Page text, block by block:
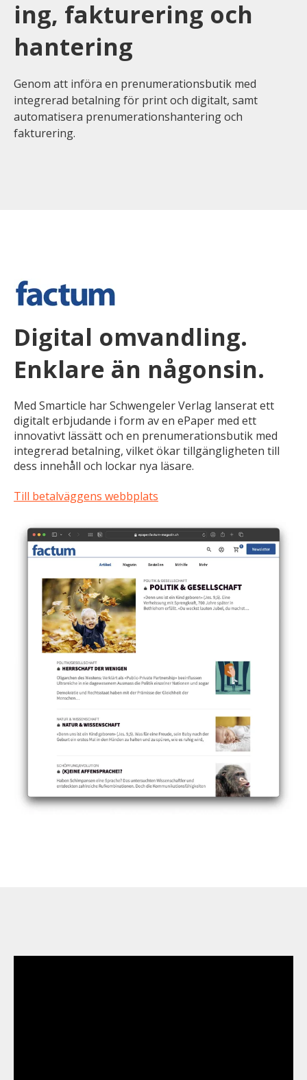
ing, fakturering och
hantering
Genom att införa en prenumerationsbutik med
integrerad betalning för print och digitalt, samt
automatisera prenumerationshantering och
fakturering.
Digital omvandling.
Enklare än någonsin.
Med Smarticle har Schwengeler Verlag lanserat ett
digitalt erbjudande i form av en ePaper med ett
innovativt lässätt och en prenumerationsbutik med
integrerad betalning, vilket ökar tillgängligheten till
dess innehåll och lockar nya läsare.
Till betalväggens webbplats